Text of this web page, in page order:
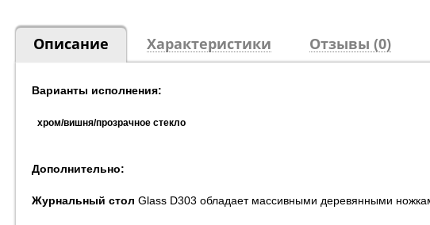
Описание Характеристики Отзывы (0)
Варианты исполнения:
хром/вишня/прозрачное стекло
Дополнительно:
Журнальный стол Glass D303 обладает массивными деревянными